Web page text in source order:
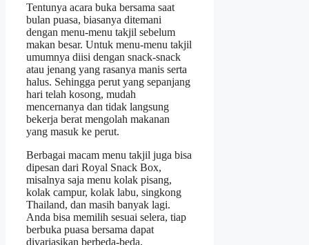
Tentunya acara buka bersama saat
bulan puasa, biasanya ditemani
dengan menu-menu takjil sebelum
makan besar. Untuk menu-menu takjil
umumnya diisi dengan snack-snack
atau jenang yang rasanya manis serta
halus. Sehingga perut yang sepanjang
hari telah kosong, mudah
mencernanya dan tidak langsung
bekerja berat mengolah makanan
yang masuk ke perut.
Berbagai macam menu takjil juga bisa
dipesan dari Royal Snack Box,
misalnya saja menu kolak pisang,
kolak campur, kolak labu, singkong
Thailand, dan masih banyak lagi.
Anda bisa memilih sesuai selera, tiap
berbuka puasa bersama dapat
divariasikan berbeda-beda.